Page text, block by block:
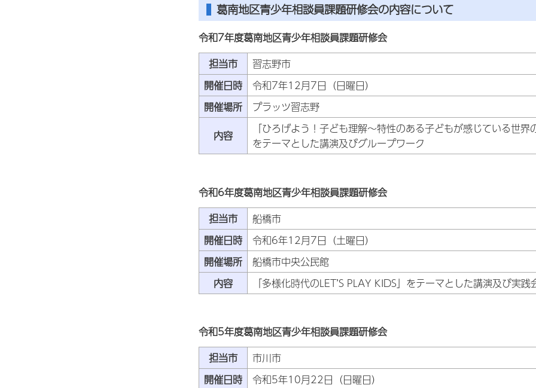
葛南地区青少年相談員課題研修会の内容について
令和7年度葛南地区青少年相談員課題研修会
担当市
習志野市
開催日時
令和7年12月7日（日曜日）
開催場所
プラッツ習志野
内容
「ひろげよう！子ども理解～特性のある子どもが感じている世界
をテーマとした講演及びグループワーク
令和6年度葛南地区青少年相談員課題研修会
担当市
船橋市
開催日時
令和6年12月7日（土曜日）
開催場所
船橋市中央公民館
内容
「多様化時代のLET’S PLAY KIDS」をテーマとした講演及び実践
令和5年度葛南地区青少年相談員課題研修会
担当市
市川市
開催日時
令和5年10月22日（日曜日）